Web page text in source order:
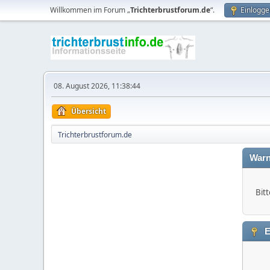
Willkommen im Forum „Trichterbrustforum.de“.
08. August 2026, 11:38:44
Übersicht
Trichterbrustforum.de